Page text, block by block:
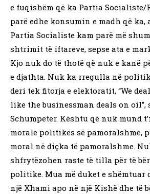
e fuqishëm që ka Partia Socialiste/
parë edhe konsumin e madh që
Partia Socialiste kam parë më
shtrimit të iftareve, sepse ata e
Kjo nuk do të thotë që nuk e kanë
e djathta. Nuk ka rregulla në
deri tek fitorja e elektoratit, “We
like the businessman deals on oil”,
Schumpeter. Kështu që nuk mund
morale politikës së pamoralshme,
moral në diçka të pamoralshme.
shfrytëzohen raste të tilla për të
politike. Mua më duket e shëmtuar
një Xhami apo në një Kishë dhe të